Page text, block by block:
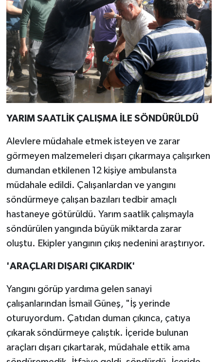
YARIM SAATLİK ÇALIŞMA İLE SÖNDÜRÜLDÜ
Alevlere müdahale etmek isteyen ve zarar
görmeyen malzemeleri dışarı çıkarmaya çalışırken
dumandan etkilenen 12 kişiye ambulansta
müdahale edildi. Çalışanlardan ve yangını
söndürmeye çalışan bazıları tedbir amaçlı
hastaneye götürüldü. Yarım saatlik çalışmayla
söndürülen yangında büyük miktarda zarar
oluştu. Ekipler yangının çıkış nedenini araştırıyor.
'ARAÇLARI DIŞARI ÇIKARDIK'
Yangını görüp yardıma gelen sanayi
çalışanlarından İsmail Güneş, "İş yerinde
oturuyordum. Çatıdan duman çıkınca, çatıya
çıkarak söndürmeye çalıştık. İçeride bulunan
araçları dışarı çıkartarak, müdahale ettik ama